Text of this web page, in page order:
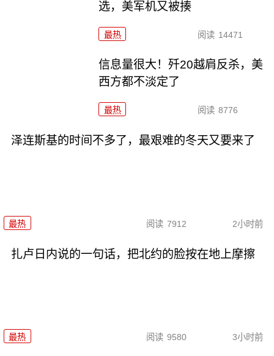
选，美军机又被揍
最热 阅读 14471
信息量很大！歼20越肩反杀，美
西方都不淡定了
最热 阅读 8776
泽连斯基的时间不多了，最艰难的冬天又要来了
最热 阅读 7912 2小时前
扎卢日内说的一句话，把北约的脸按在地上摩擦
最热 阅读 9580 3小时前